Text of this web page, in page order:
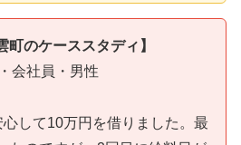
のケーススタディ】
会社員・男性
心して10万円を借りました。最